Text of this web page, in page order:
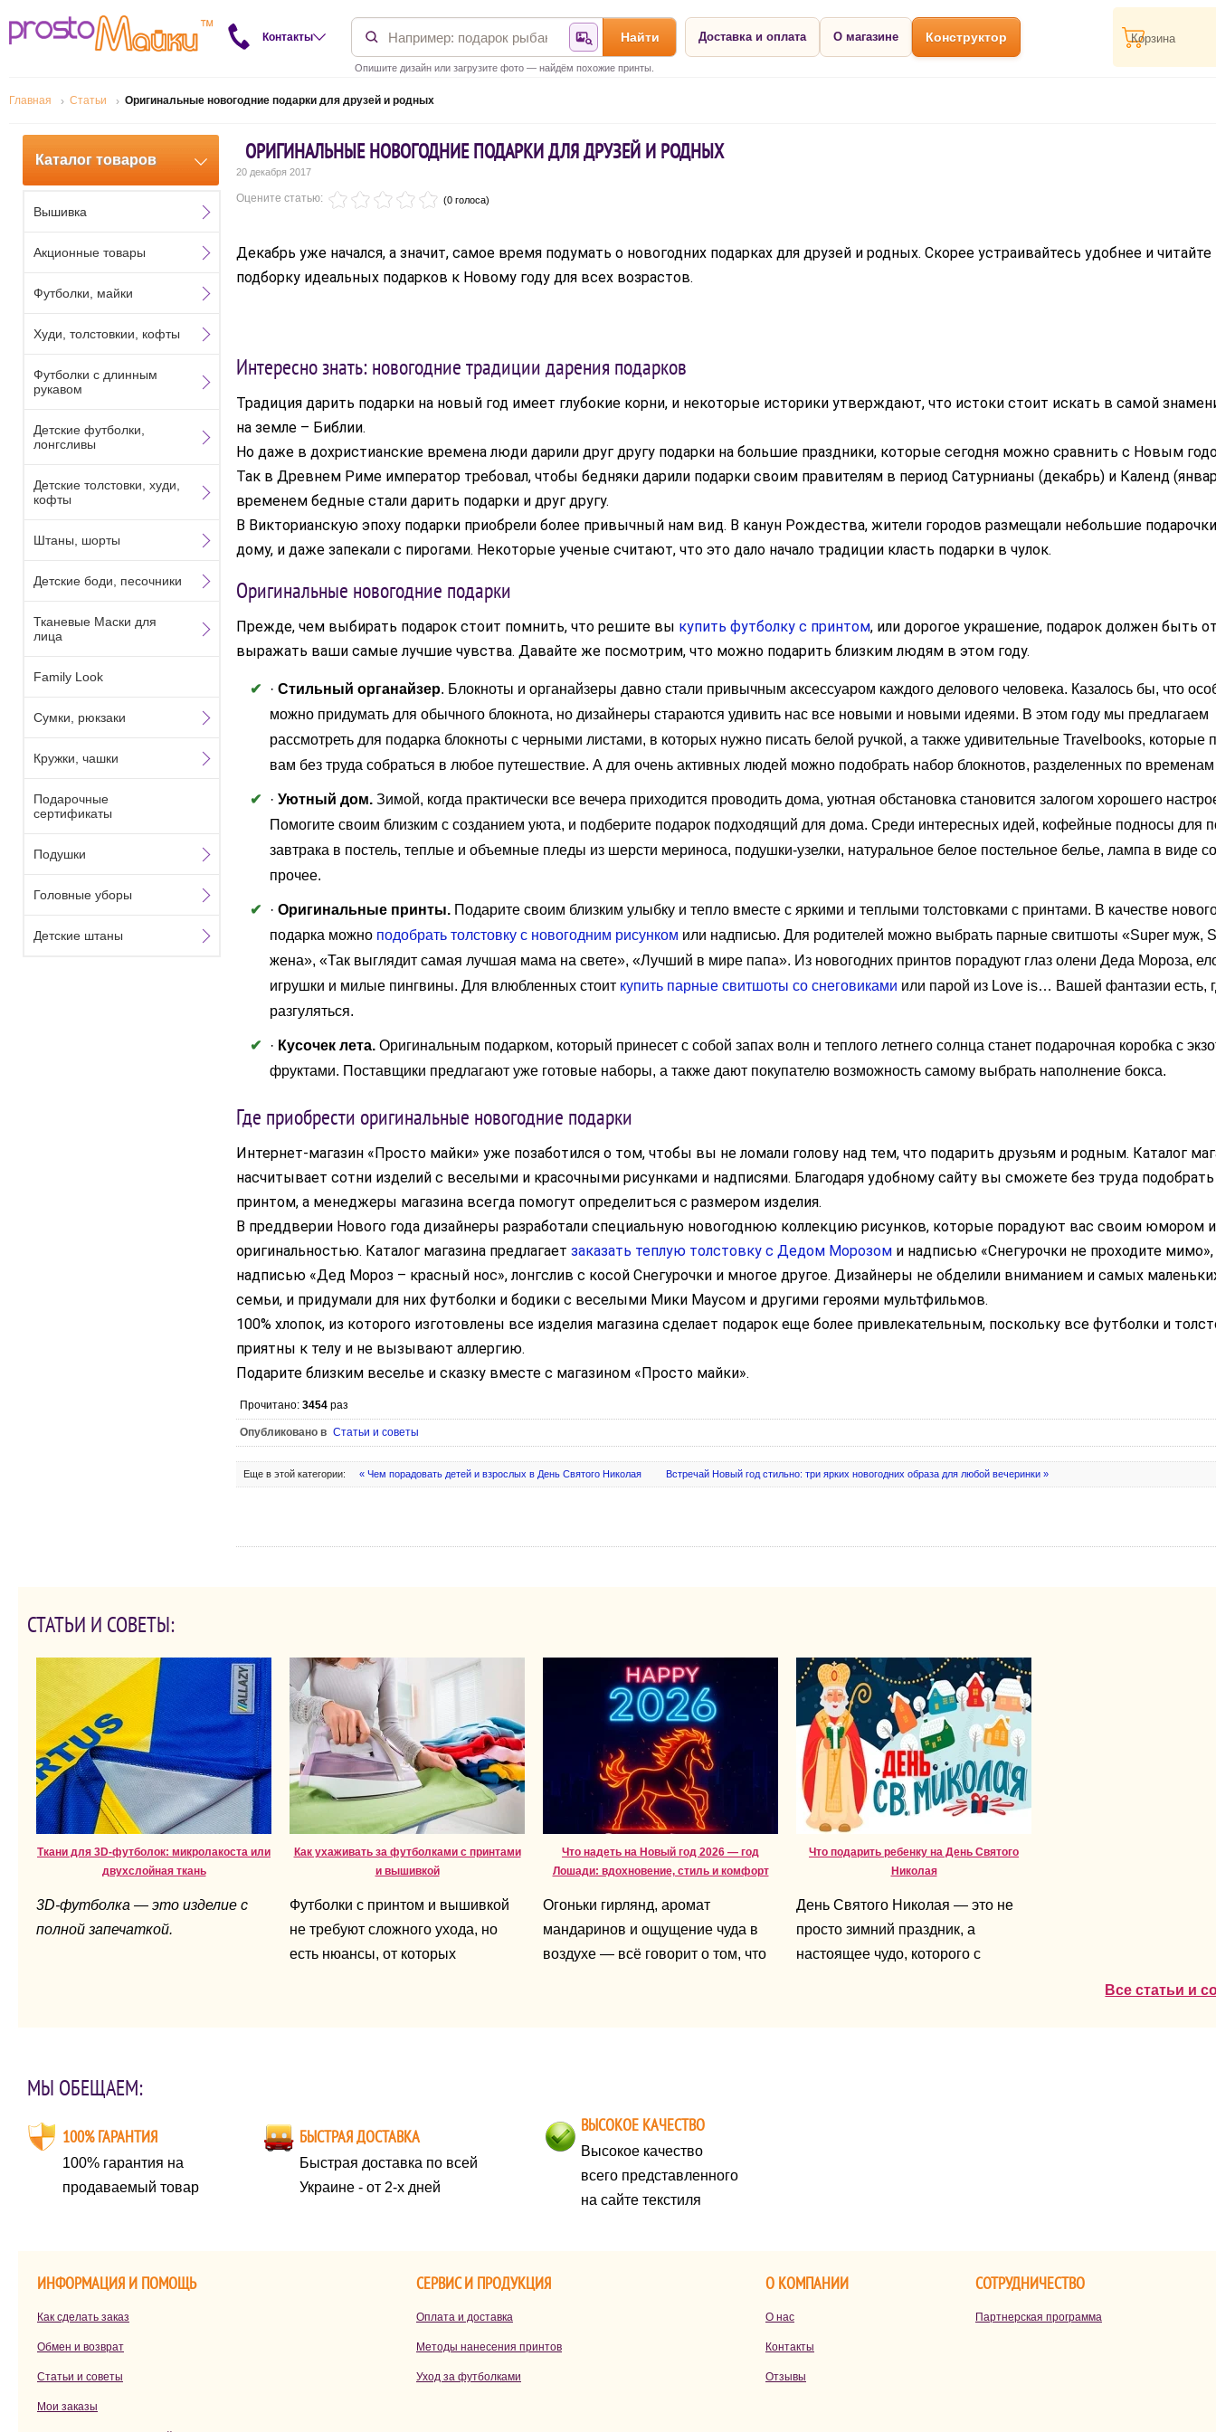
Контакты Найти по фотографии
Найти
Опишите дизайн или загрузите фото — найдём похожие принты.
Доставка и оплата О магазине Конструктор Корзина
Главная Статьи Оригинальные новогодние подарки для друзей и родных
ОРИГИНАЛЬНЫЕ НОВОГОДНИЕ ПОДАРКИ ДЛЯ ДРУЗЕЙ И РОДНЫХ
20 декабря 2017
Оцените статью: (0 голоса)
Декабрь уже начался, а значит, самое время подумать о новогодних подарках для друзей и родных. Скорее устраивайтесь удобнее и
подборку идеальных подарков к Новому году для всех возрастов.
Интересно знать: новогодние традиции дарения подарков
Традиция дарить подарки на новый год имеет глубокие корни, и некоторые историки утверждают, что истоки стоит искать в самой
на земле – Библии.
Но даже в дохристианские времена люди дарили друг другу подарки на большие праздники, которые сегодня можно сравнить с Новым
Так в Древнем Риме император требовал, чтобы бедняки дарили подарки своим правителям в период Сатурнианы (декабрь) и Календ
временем бедные стали дарить подарки и друг другу.
В Викторианскую эпоху подарки приобрели более привычный нам вид. В канун Рождества, жители городов размещали небольшие
дому, и даже запекали с пирогами. Некоторые ученые считают, что это дало начало традиции класть подарки в чулок.
Оригинальные новогодние подарки
Прежде, чем выбирать подарок стоит помнить, что решите вы купить футболку с принтом, или дорогое украшение, подарок должен быть
выражать ваши самые лучшие чувства. Давайте же посмотрим, что можно подарить близким людям в этом году.
·Стильный органайзер. Блокноты и органайзеры давно стали привычным аксессуаром каждого делового человека. Казалось бы, что
можно придумать для обычного блокнота, но дизайнеры стараются удивить нас все новыми и новыми идеями. В этом году мы предлагаем
рассмотреть для подарка блокноты с черными листами, в которых нужно писать белой ручкой, а также удивительные Travelbooks, которые
вам без труда собраться в любое путешествие. А для очень активных людей можно подобрать набор блокнотов, разделенных по временам
·Уютный дом.Зимой, когда практически все вечера приходится проводить дома, уютная обстановка становится залогом хорошего
Помогите своим близким с созданием уюта, и подберите подарок подходящий для дома. Среди интересных идей, кофейные подносы для
завтрака в постель, теплые и объемные пледы из шерсти мериноса, подушки-узелки, натуральное белое постельное белье, лампа в виде
прочее.
·Оригинальные принты. Подарите своим близким улыбку и тепло вместе с яркими и теплыми толстовками с принтами. В качестве
подарка можно подобрать толстовку с новогодним рисунком или надписью. Для родителей можно выбрать парные свитшоты «Super муж,
жена», «Так выглядит самая лучшая мама на свете», «Лучший в мире папа». Из новогодних принтов порадуют глаз олени Деда Мороза,
игрушки и милые пингвины. Для влюбленных стоит купить парные свитшоты со снеговиками или парой из Love is… Вашей фантазии есть,
разгуляться.
· Кусочек лета.Оригинальным подарком, который принесет с собой запах волн и теплого летнего солнца станет подарочная коробка с
фруктами. Поставщики предлагают уже готовые наборы, а также дают покупателю возможность самому выбрать наполнение бокса.
Где приобрести оригинальные новогодние подарки
Интернет-магазин «Просто майки» уже позаботился о том, чтобы вы не ломали голову над тем, что подарить друзьям и родным. Каталог
насчитывает сотни изделий с веселыми и красочными рисунками и надписями. Благодаря удобному сайту вы сможете без труда
принтом, а менеджеры магазина всегда помогут определиться с размером изделия.
В преддверии Нового года дизайнеры разработали специальную новогоднюю коллекцию рисунков, которые порадуют вас своим юмором и
оригинальностью. Каталог магазина предлагаетзаказать теплую толстовку с Дедом Морозом и надписью «Снегурочки не проходите
надписью «Дед Мороз – красный нос», лонгслив с косой Снегурочки и многое другое. Дизайнеры не обделили вниманием и самых
семьи, и придумали для них футболки и бодики с веселыми Мики Маусом и другими героями мультфильмов.
100% хлопок, из которого изготовлены все изделия магазина сделает подарок еще более привлекательным, поскольку все футболки и
приятны к телу и не вызывают аллергию.
Подарите близким веселье и сказку вместе с магазином «Просто майки».
Прочитано:3454 раз
Опубликовано в Статьи и советы
Еще в этой категории: « Чем порадовать детей и взрослых в День Святого Николая Встречай Новый год стильно: три ярких новогодних образа для любой вечеринки »
Каталог товаров
Вышивка
Акционные товары
Футболки, майки
Худи, толстовкии, кофты
Футболки с длинным
рукавом
Детские футболки,
лонгсливы
Детские толстовки, худи,
кофты
Штаны, шорты
Детские боди, песочники
Тканевые Маски для
лица
Family Look
Сумки, рюкзаки
Кружки, чашки
Подарочные
сертификаты
Подушки
Головные уборы
Детские штаны
СТАТЬИ И СОВЕТЫ:
Ткани для 3D-футболок: микролакоста или
двухслойная ткань
3D-футболка — это изделие с
полной запечаткой.
Как ухаживать за футболками с принтами
и вышивкой
Футболки с принтом и вышивкой
не требуют сложного ухода, но
есть нюансы, от которых
Что надеть на Новый год 2026 — год
Лошади: вдохновение, стиль и комфорт
Огоньки гирлянд, аромат
мандаринов и ощущение чуда в
воздухе — всё говорит о том, что
Что подарить ребенку на День Святого
Николая
День Святого Николая — это не
просто зимний праздник, а
настоящее чудо, которого с
Все статьи и
МЫ ОБЕЩАЕМ:
100% ГАРАНТИЯ
100% гарантия на
продаваемый товар
БЫСТРАЯ ДОСТАВКА
Быстрая доставка по всей
Украине - от 2-х дней
ВЫСОКОЕ КАЧЕСТВО
Высокое качество
всего представленного
на сайте текстиля
ИНФОРМАЦИЯ И ПОМОЩЬ СЕРВИС И ПРОДУКЦИЯ О КОМПАНИИ СОТРУДНИЧЕСТВО
Как сделать заказ Оплата и доставка О нас Партнерская программа
Обмен и возврат Методы нанесения принтов Контакты
Статьи и советы Уход за футболками Отзывы
Мои заказы